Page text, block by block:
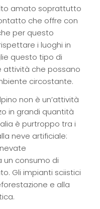
amato soprattutto
che offre con
per questo
i luoghi in
questo tipo di
attività che possano
circostante.
non è un’attività
in grandi quantità
è purtroppo tra i
neve artificiale:
consumo di
Gli impianti sciistici
e alla